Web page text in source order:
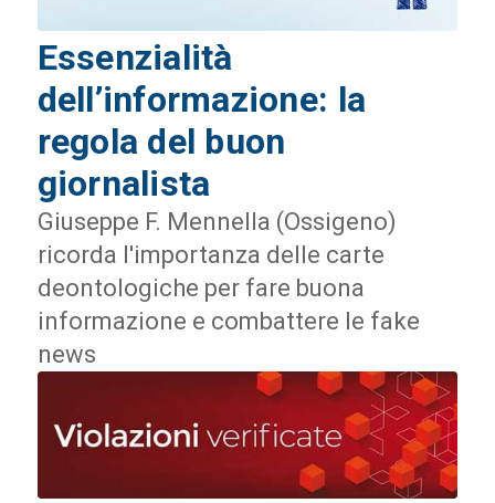
Essenzialità
dell’informazione: la
regola del buon
giornalista
Giuseppe F. Mennella (Ossigeno)
ricorda l'importanza delle carte
deontologiche per fare buona
informazione e combattere le fake
news